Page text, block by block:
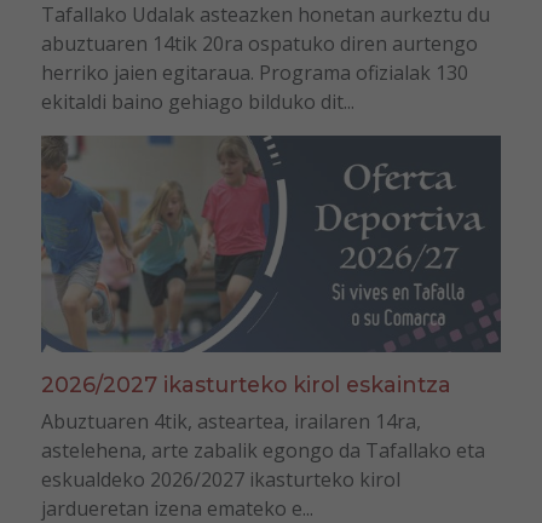
Tafallako Udalak asteazken honetan aurkeztu du
abuztuaren 14tik 20ra ospatuko diren aurtengo
herriko jaien egitaraua. Programa ofizialak 130
ekitaldi baino gehiago bilduko dit...
2026/2027 ikasturteko kirol eskaintza
Abuztuaren 4tik, asteartea, irailaren 14ra,
astelehena, arte zabalik egongo da Tafallako eta
eskualdeko 2026/2027 ikasturteko kirol
jardueretan izena emateko e...